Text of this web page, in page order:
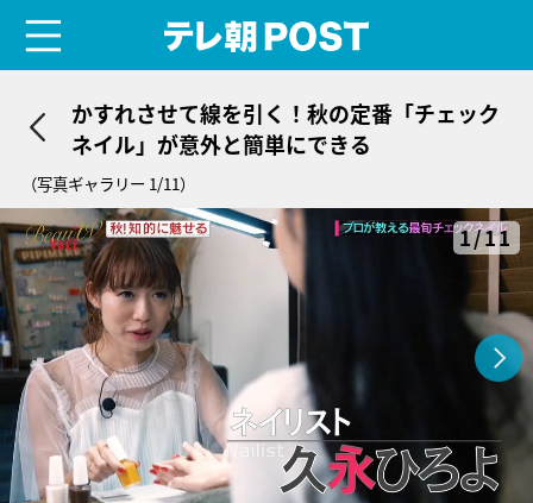
かすれさせて線を引く！秋の定番「チェック
ネイル」が意外と簡単にできる
（写真ギャラリー 1/11）
1/11